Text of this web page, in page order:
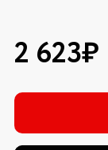
2 623₽